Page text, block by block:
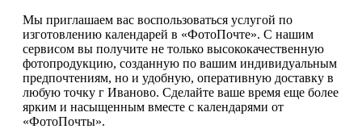
Мы приглашаем вас воспользоваться услугой по
изготовлению календарей в «ФотоПочте». С нашим
сервисом вы получите не только высококачественную
фотопродукцию, созданную по вашим индивидуальным
предпочтениям, но и удобную, оперативную доставку в
любую точку г Иваново. Сделайте ваше время еще более
ярким и насыщенным вместе с календарями от
«ФотоПочты».